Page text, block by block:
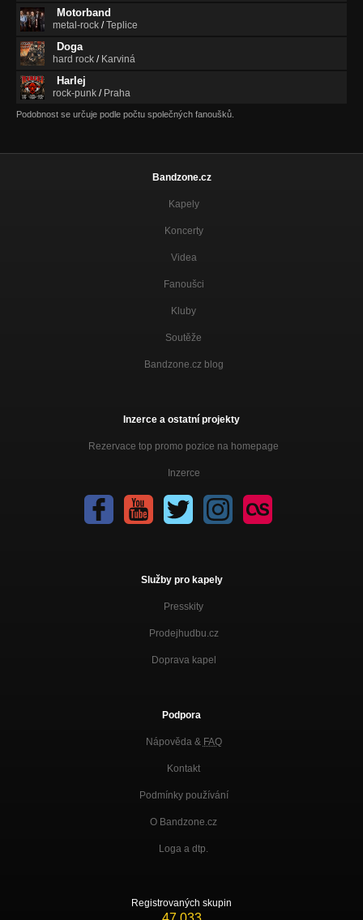
Motorband
metal-rock /Teplice
Doga
hard rock / Karviná
Harlej
rock-punk / Praha
Podobnost se určuje podle počtu společných fanoušků.
Bandzone.cz
Kapely
Koncerty
Videa
Fanoušci
Kluby
Soutěže
Bandzone.cz blog
Inzerce a ostatní projekty
Rezervace top promo pozice na homepage
Inzerce
Služby pro kapely
Presskity
Prodejhudbu.cz
Doprava kapel
Podpora
Nápověda & FAQ
Kontakt
Podmínky používání
O Bandzone.cz
Loga a dtp.
Registrovaných skupin